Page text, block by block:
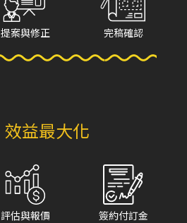
提案與修正 完稿確認
效益最大化
評估與報價 簽約付訂金